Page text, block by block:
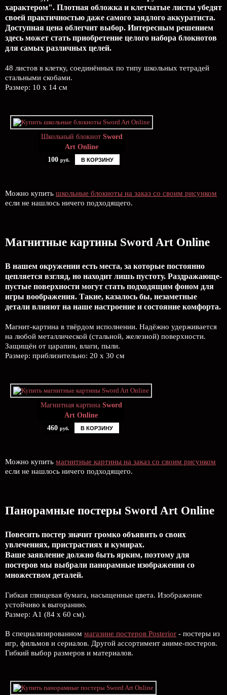
характером". Плотная обложка и клетчатые листы убедят
своей практичностью даже самого заядлого аккуратиста.
Доступная цена облегчит выбор. Интересным решением
здесь может стать приобретение целого набора блокнотов
для самых различных целей.
48 листов в клетку, соединённых по типу школьных тетрадей
стальными скобами.
Размер: 10 x 14 см
Школьный блокнот Sword
Art Online
100 руб. В КОРЗИНУ
Можно купить школьные блокноты на заказ со своим рисунком
если не нашлось ничего подходящего.
Магнитные картины Sword Art Online
В нашем окружении есть места, за которые постоянно
цепляется взгляд, но находит лишь пустоту. Раздражающе-
пустые поверхности могут стать подходящим фоном для
игры воображения. Такие, казалось бы, незаметные
детали влияют на наше настроение и состояние комфорта.
Магнит-картина в твёрдом исполнении. Надёжно удерживается
на любой металлической (стальной, железной) поверхности.
Защищён от царапин, влаги, пыли.
Размер: приблизительно: 20 х 30 см
Магнитная картина Sword
Art Online
460 руб. В КОРЗИНУ
Можно купить магнитные картины на заказ со своим рисунком
если не нашлось ничего подходящего.
Панорамные постеры Sword Art Online
Повесить постер значит громко объявить о своих
увлечениях, пристрастиях и кумирах.
Ваше заявление должно быть ярким, поэтому для
постеров мы выбрали панорамные изображения со
множеством деталей.
Гибкая глянцевая бумага, насыщенные цвета. Изображение
устойчиво к выгоранию.
Размер: А1 (84 х 60 см).
В специализированном магазине постеров Posterior - постеры из
игр, фильмов и сериалов. Другой ассортимент аниме-постеров.
Гибкий выбор размеров и материалов.